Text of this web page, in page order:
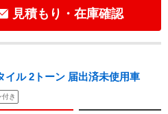
見積もり・在庫確認
イル 2トーン 届出済未使用車
付き